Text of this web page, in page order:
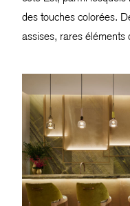
des touches colorées.
assises, rares éléments